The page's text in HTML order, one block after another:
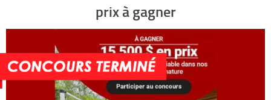
Maison & Jardinage
Restaurants
prix à gagner